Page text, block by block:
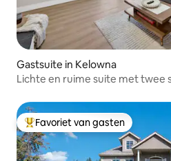
Gastsuite in Kelowna
Lichte en ruime suite met twee
Topfavoriet van gasten
Favoriet van gasten